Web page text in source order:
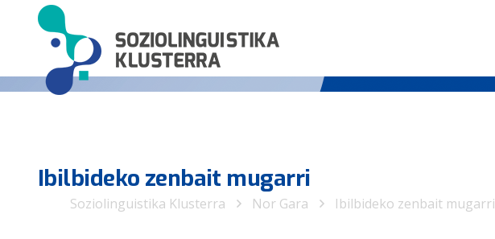
Ibilbideko zenbait mugarri
Soziolinguistika Klusterra Nor Gara Ibilbideko zenbait mugarri